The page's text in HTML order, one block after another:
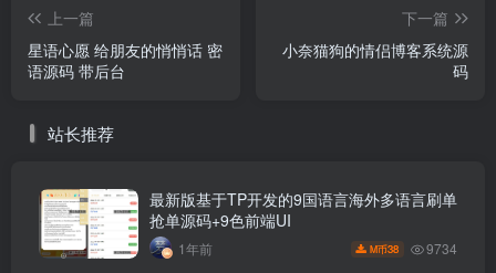
上一篇
星语心愿 给朋友的悄悄话 密
语源码 带后台
下一篇
小奈猫狗的情侣博客系统源
码
站长推荐
最新版基于TP开发的9国语言海外多语言刷单
抢单源码+9色前端UI
1年前 M币38 9734